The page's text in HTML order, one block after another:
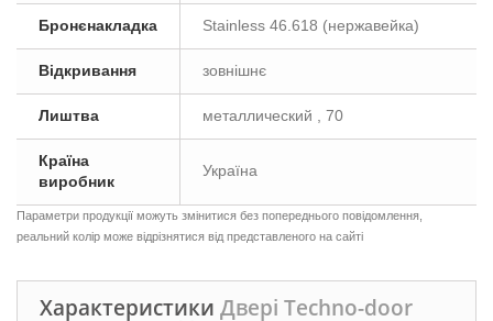
Бронєнакладка Stainless 46.618 (нержавейка)
Відкривання зовнішнє
Лиштва металлический , 70
Країна
виробник
Україна
Параметри продукції можуть змінитися без попереднього повідомлення,
реальний колір може відрізнятися від представленого на сайті
Характеристики Двері Techno-door